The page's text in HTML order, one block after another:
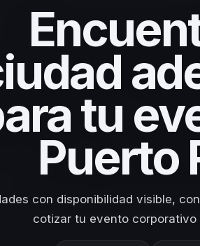
tu
Puerto
con disponibilidad visible,
cotizar tu evento corporativo